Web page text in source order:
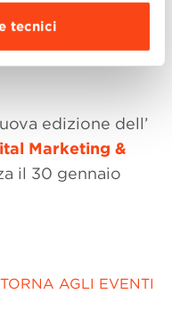
tecnicie Advisory
edizione dell’
Marketing &
il 30 gennaio
TORNA AGLI EVENTI